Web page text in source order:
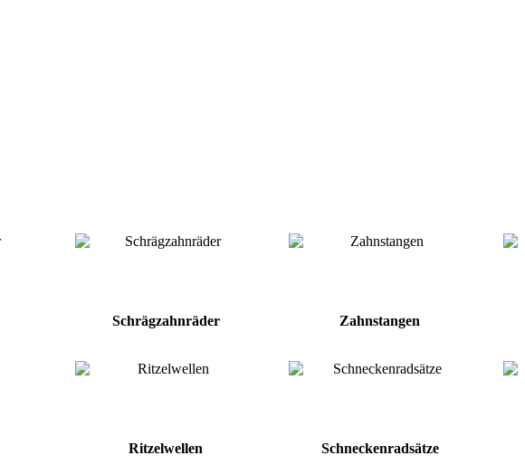
Schrägzahnräder Zahnstangen
Ritzelwellen Schneckenradsätze